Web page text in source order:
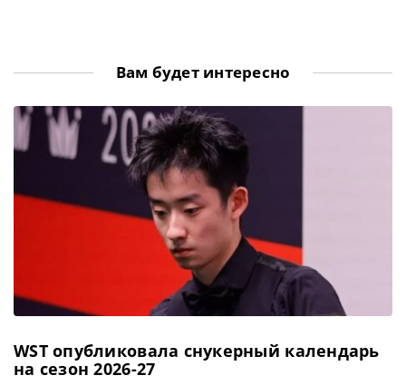
Вам будет интересно
WST опубликовала снукерный календарь
на сезон 2026-27